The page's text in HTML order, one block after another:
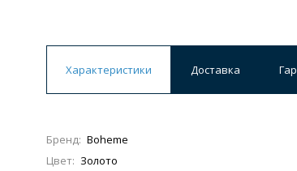
Характеристики Доставка
Бренд: Boheme
Цвет: Золото